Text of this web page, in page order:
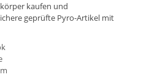
kaufen und
geprüfte Pyro-Artikel mit